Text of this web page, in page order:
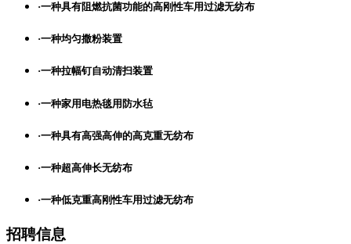
·一种具有阻燃抗菌功能的高刚性车用过滤无纺布
·一种均匀撒粉装置
·一种拉幅钉自动清扫装置
·一种家用电热毯用防水毡
·一种具有高强高伸的高克重无纺布
·一种超高伸长无纺布
·一种低克重高刚性车用过滤无纺布
招聘信息